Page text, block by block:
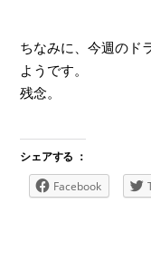
ちなみに、今週のド
ようです。
残念。
シェアする ：
Facebook